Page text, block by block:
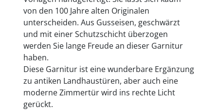
von den 100 Jahre alten Originalen
unterscheiden. Aus Gusseisen, geschwärzt
und mit einer Schutzschicht überzogen
werden Sie lange Freude an dieser Garnitur
haben.
Diese Garnitur ist eine wunderbare Ergänzung
zu antiken Landhaustüren, aber auch eine
moderne Zimmertür wird ins rechte Licht
gerückt.